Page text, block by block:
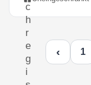
c
h
r
e
g
i
‹ 1